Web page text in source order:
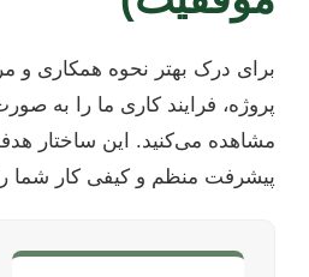
برای درک بهتر نحوه همکاری و
پروژه، فرایند کاری ما را به
مشاهده می‌کنید. این ساختار
پیشرفت منظم و کیفی کار شما